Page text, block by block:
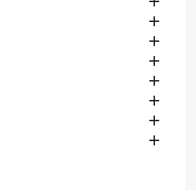






